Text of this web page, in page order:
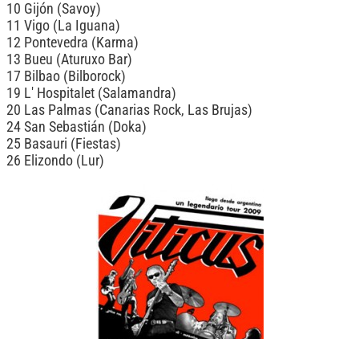
10 Gijón (Savoy)
11 Vigo (La Iguana)
12 Pontevedra (Karma)
13 Bueu (Aturuxo Bar)
17 Bilbao (Bilborock)
19 L' Hospitalet (Salamandra)
20 Las Palmas (Canarias Rock, Las Brujas)
24 San Sebastián (Doka)
25 Basauri (Fiestas)
26 Elizondo (Lur)